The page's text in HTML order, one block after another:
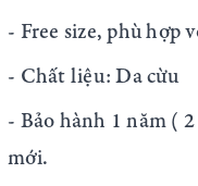
- Free size, phù hợp
- Chất liệu: Da cừu
- Bảo hành 1 năm (
mới.